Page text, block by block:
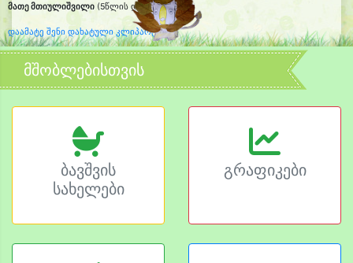
მათე მთიულიშვილი (5წლის და 8თვის)
დაამატე შენი დახატული კლიპარტი
მშობლებისთვის
ბავშვის
სახელები
გრაფიკები